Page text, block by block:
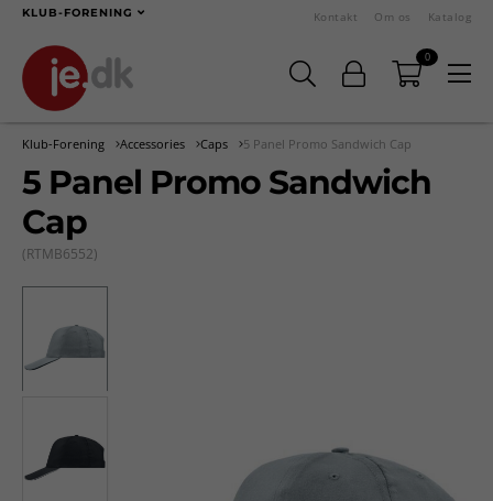
KLUB-FORENING Kontakt Om os Katalog
0
Klub-Forening Accessories Caps 5 Panel Promo Sandwich Cap
5 Panel Promo Sandwich
Cap
(RTMB6552)